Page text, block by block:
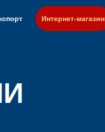
Интернет-магазин